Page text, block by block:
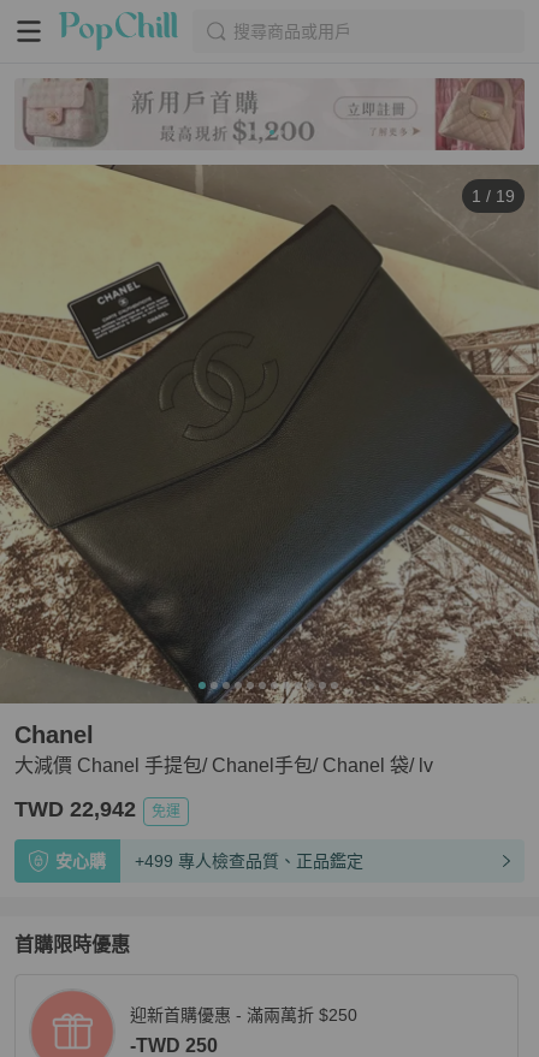
搜尋商品或用戶
1 / 19
大減價 Chanel 手提包/ Chanel手包/ Chanel 袋/ lv
Chanel
TWD 22,942 免運
安心購 +499 專人檢查品質、正品鑑定
首購限時優惠
迎新首購優惠 - 滿兩萬折 $250
-TWD 250